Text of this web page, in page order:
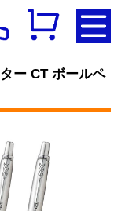
ー CT ボールペ